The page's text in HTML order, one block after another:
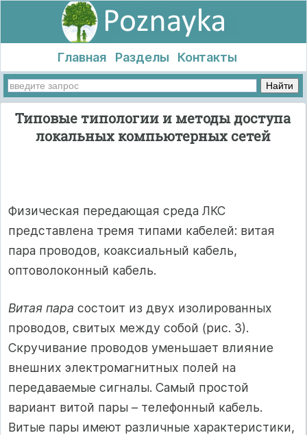
Главная Разделы Контакты
Типовые типологии и методы доступа
локальных компьютерных сетей
Физическая передающая среда ЛКС
представлена тремя типами кабелей: витая
пара проводов, коаксиальный кабель,
оптоволоконный кабель.
Витая пара состоит из двух изолированных
проводов, свитых между собой (рис. 3).
Скручивание проводов уменьшает влияние
внешних электромагнитных полей на
передаваемые сигналы. Самый простой
вариант витой пары – телефонный кабель.
Витые пары имеют различные характеристики,